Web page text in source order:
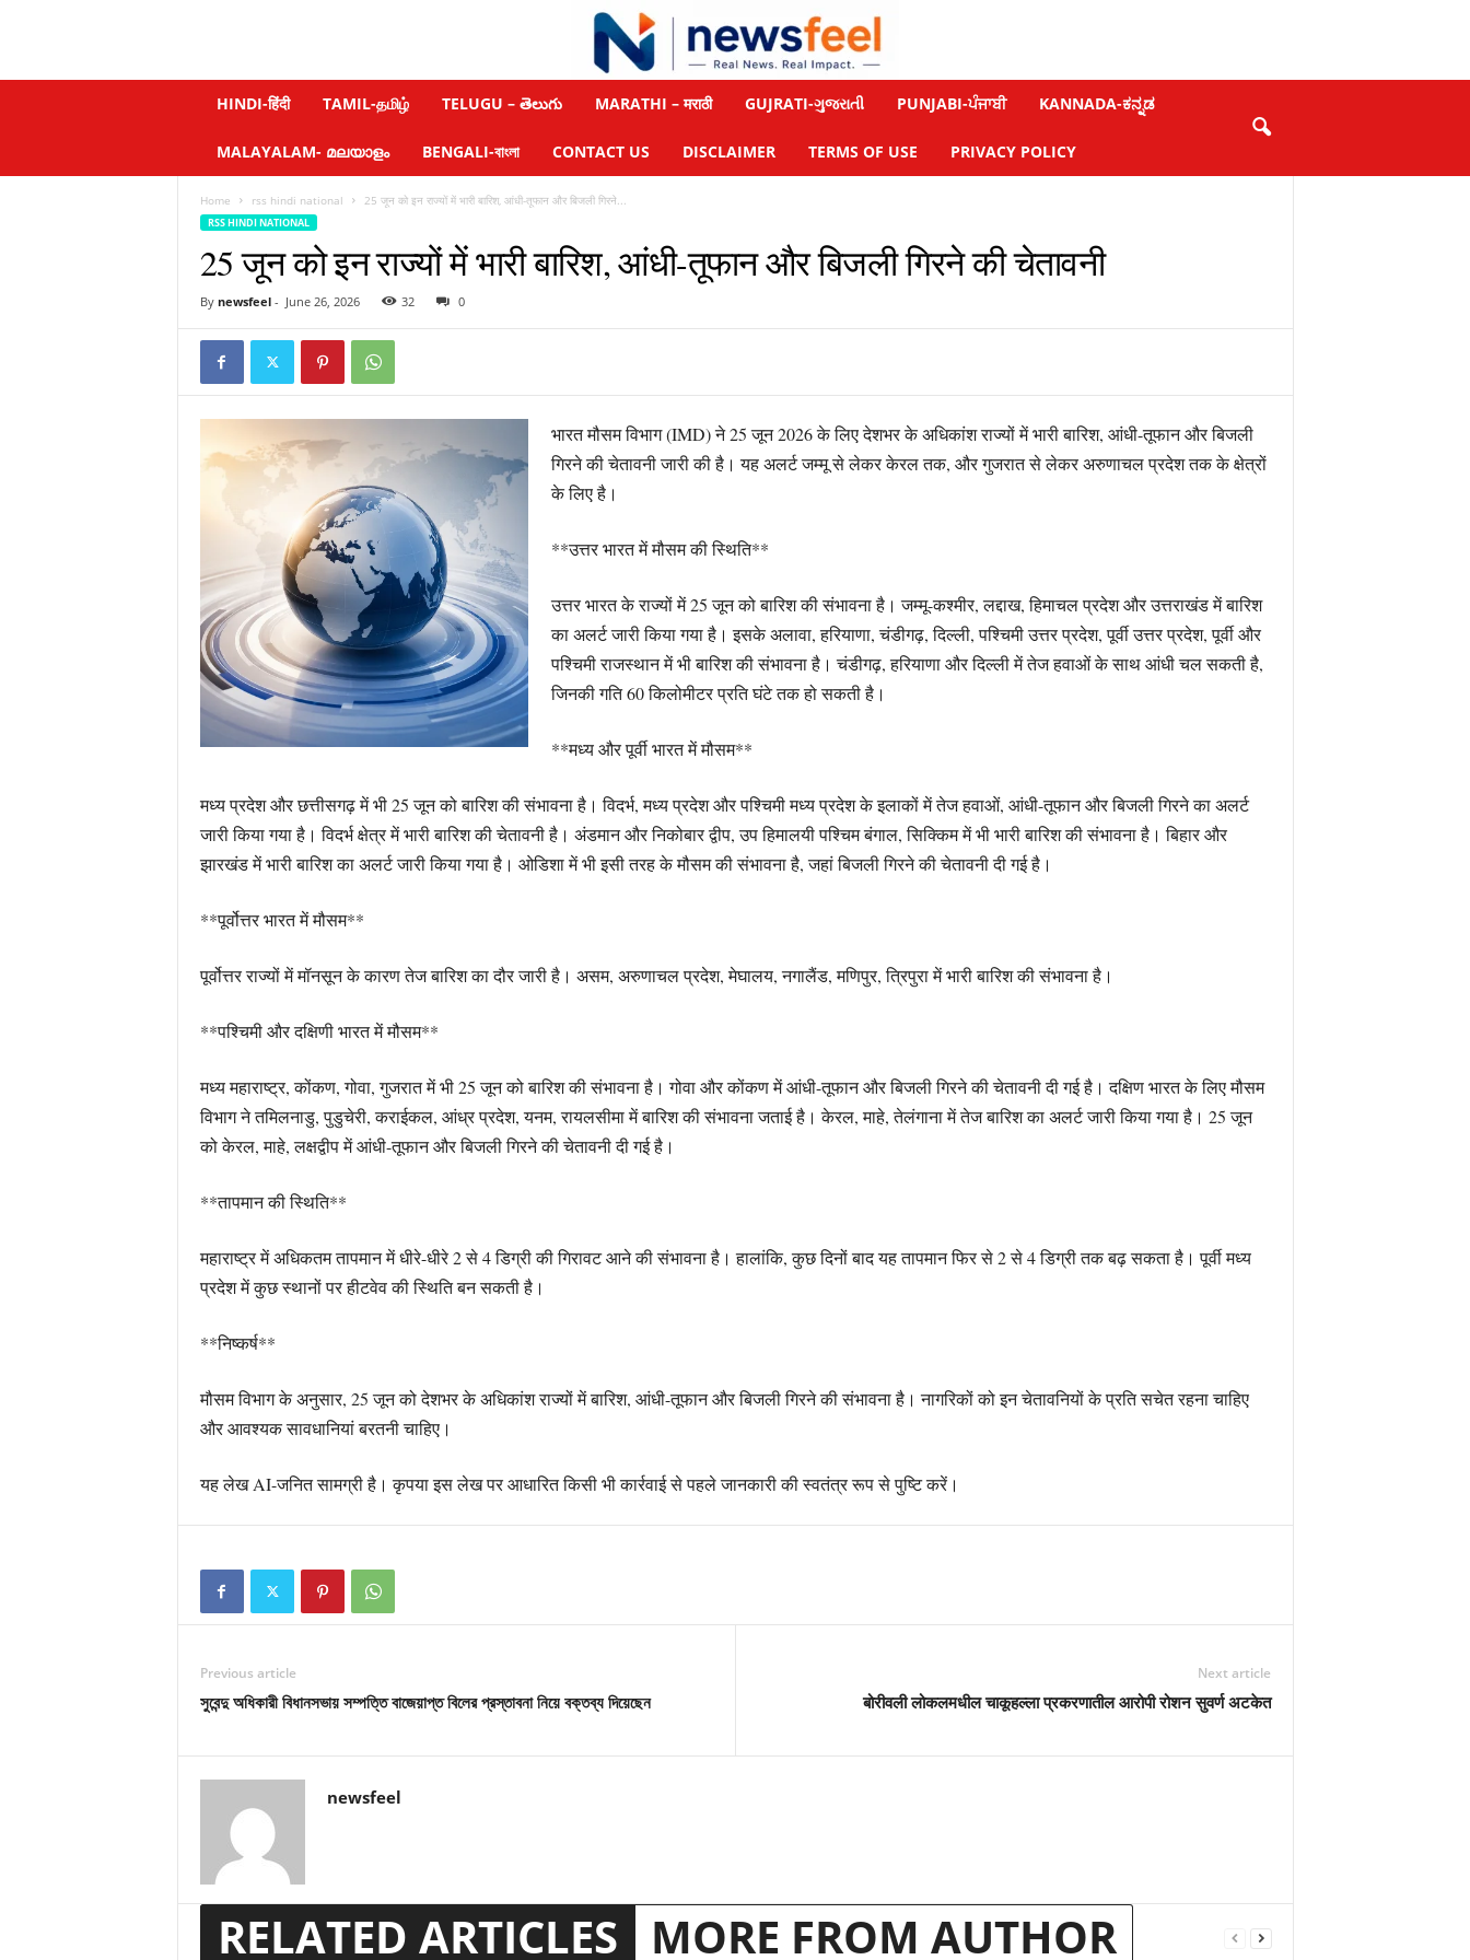
HINDI-हिंदी TAMIL-தமிழ் TELUGU – తెలుగు MARATHI – मराठी GUJRATI-ગુજરાતી PUNJABI-ਪੰਜਾਬੀ KANNADA-ಕನ್ನಡ
MALAYALAM- മലയാളം BENGALI-বাংলা CONTACT US DISCLAIMER TERMS OF USE PRIVACY POLICY
Home rss hindi national 25 जून को इन राज्यों में भारी बारिश, आंधी-तूफान और बिजली गिरने...
RSS HINDI NATIONAL
25 जून को इन राज्यों में भारी बारिश, आंधी-तूफान और बिजली गिरने की चेतावनी
By newsfeel- June 26, 2026 32 0
भारत मौसम विभाग (IMD) ने 25 जून 2026 के लिए देशभर के अधिकांश राज्यों में भारी बारिश, आंधी-तूफान और बिजली
गिरने की चेतावनी जारी की है। यह अलर्ट जम्मू से लेकर केरल तक, और गुजरात से लेकर अरुणाचल प्रदेश तक के क्षेत्रों
के लिए है।
**उत्तर भारत में मौसम की स्थिति**
उत्तर भारत के राज्यों में 25 जून को बारिश की संभावना है। जम्मू-कश्मीर, लद्दाख, हिमाचल प्रदेश और उत्तराखंड में बारिश
का अलर्ट जारी किया गया है। इसके अलावा, हरियाणा, चंडीगढ़, दिल्ली, पश्चिमी उत्तर प्रदेश, पूर्वी उत्तर प्रदेश, पूर्वी और
पश्चिमी राजस्थान में भी बारिश की संभावना है। चंडीगढ़, हरियाणा और दिल्ली में तेज हवाओं के साथ आंधी चल सकती है,
जिनकी गति 60 किलोमीटर प्रति घंटे तक हो सकती है।
**मध्य और पूर्वी भारत में मौसम**
मध्य प्रदेश और छत्तीसगढ़ में भी 25 जून को बारिश की संभावना है। विदर्भ, मध्य प्रदेश और पश्चिमी मध्य प्रदेश के इलाकों में तेज हवाओं, आंधी-तूफान और बिजली गिरने का अलर्ट
जारी किया गया है। विदर्भ क्षेत्र में भारी बारिश की चेतावनी है। अंडमान और निकोबार द्वीप, उप हिमालयी पश्चिम बंगाल, सिक्किम में भी भारी बारिश की संभावना है। बिहार और
झारखंड में भारी बारिश का अलर्ट जारी किया गया है। ओडिशा में भी इसी तरह के मौसम की संभावना है, जहां बिजली गिरने की चेतावनी दी गई है।
**पूर्वोत्तर भारत में मौसम**
पूर्वोत्तर राज्यों में मॉनसून के कारण तेज बारिश का दौर जारी है। असम, अरुणाचल प्रदेश, मेघालय, नगालैंड, मणिपुर, त्रिपुरा में भारी बारिश की संभावना है।
**पश्चिमी और दक्षिणी भारत में मौसम**
मध्य महाराष्ट्र, कोंकण, गोवा, गुजरात में भी 25 जून को बारिश की संभावना है। गोवा और कोंकण में आंधी-तूफान और बिजली गिरने की चेतावनी दी गई है। दक्षिण भारत के लिए मौसम
विभाग ने तमिलनाडु, पुडुचेरी, कराईकल, आंध्र प्रदेश, यनम, रायलसीमा में बारिश की संभावना जताई है। केरल, माहे, तेलंगाना में तेज बारिश का अलर्ट जारी किया गया है। 25 जून
को केरल, माहे, लक्षद्वीप में आंधी-तूफान और बिजली गिरने की चेतावनी दी गई है।
**तापमान की स्थिति**
महाराष्ट्र में अधिकतम तापमान में धीरे-धीरे 2 से 4 डिग्री की गिरावट आने की संभावना है। हालांकि, कुछ दिनों बाद यह तापमान फिर से 2 से 4 डिग्री तक बढ़ सकता है। पूर्वी मध्य
प्रदेश में कुछ स्थानों पर हीटवेव की स्थिति बन सकती है।
**निष्कर्ष**
मौसम विभाग के अनुसार, 25 जून को देशभर के अधिकांश राज्यों में बारिश, आंधी-तूफान और बिजली गिरने की संभावना है। नागरिकों को इन चेतावनियों के प्रति सचेत रहना चाहिए
और आवश्यक सावधानियां बरतनी चाहिए।
यह लेख AI-जनित सामग्री है। कृपया इस लेख पर आधारित किसी भी कार्रवाई से पहले जानकारी की स्वतंत्र रूप से पुष्टि करें।
Previous article
সুবেন্দু অধিকারী বিধানসভায় সম্পত্তি বাজেয়াপ্ত বিলের প্রস্তাবনা নিয়ে বক্তব্য দিয়েছেন
Next article
बोरीवली लोकलमधील चाकूहल्ला प्रकरणातील आरोपी रोशन सुवर्ण अटकेत
newsfeel
RELATED ARTICLES MORE FROM AUTHOR